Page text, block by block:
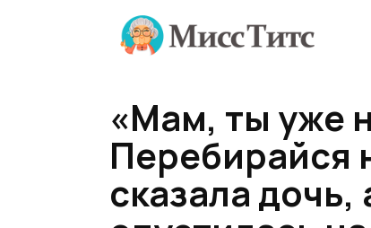
«Мам, ты уже
Перебирайся
сказала